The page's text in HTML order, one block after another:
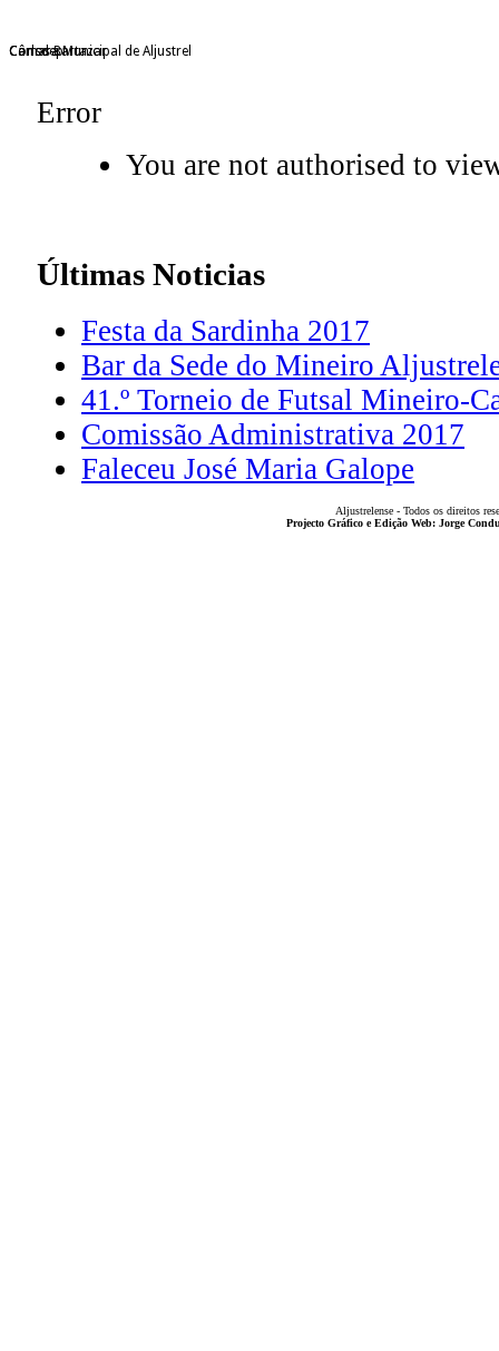
Câmara Municipal de Aljustrel
Consdep
Carlos Bartazar
Error
You are not authorised to
Últimas Noticias
Festa da Sardinha 2017
Bar da Sede do Mineiro
41.º Torneio de Futsal Mineiro-
Comissão Administrativa 2017
Faleceu José Maria Galope
Aljustrelense - Todos os direitos
Projecto Gráfico e Edição Web: Jorge